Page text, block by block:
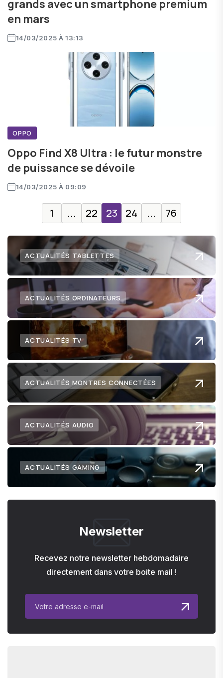
grands avec un smartphone premium
en mars
14/03/2025 À 13:13
OPPO
Oppo Find X8 Ultra : le futur monstre
de puissance se dévoile
14/03/2025 À 09:09
1 ... 22 23 24 ... 76
ACTUALITÉS TABLETTES
ACTUALITÉS ORDINATEURS
ACTUALITÉS TV
ACTUALITÉS MONTRES CONNECTÉES
ACTUALITÉS AUDIO
ACTUALITÉS GAMING
Newsletter
Recevez notre newsletter hebdomadaire
directement dans votre boite mail !